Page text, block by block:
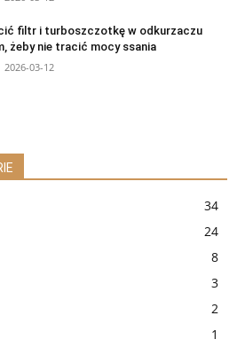
filtr i turboszczotkę w odkurzaczu
żeby nie tracić mocy ssania
2026-03-12
34
24
8
3
2
1